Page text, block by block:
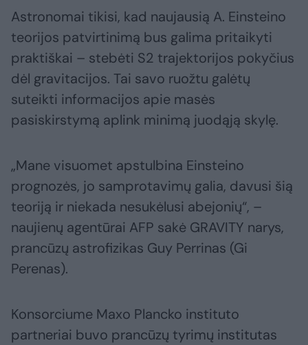
Astronomai tikisi, kad naujausią A. Einsteino
teorijos patvirtinimą bus galima pritaikyti
praktiškai – stebėti S2 trajektorijos pokyčius
dėl gravitacijos. Tai savo ruožtu galėtų
suteikti informacijos apie masės
pasiskirstymą aplink minimą juodąją skylę.
„Mane visuomet apstulbina Einsteino
prognozės, jo samprotavimų galia, davusi šią
teoriją ir niekada nesukėlusi abejonių“, –
naujienų agentūrai AFP sakė GRAVITY narys,
prancūzų astrofizikas Guy Perrinas (Gi
Perenas).
Konsorciume Maxo Plancko instituto
partneriai buvo prancūzų tyrimų institutas